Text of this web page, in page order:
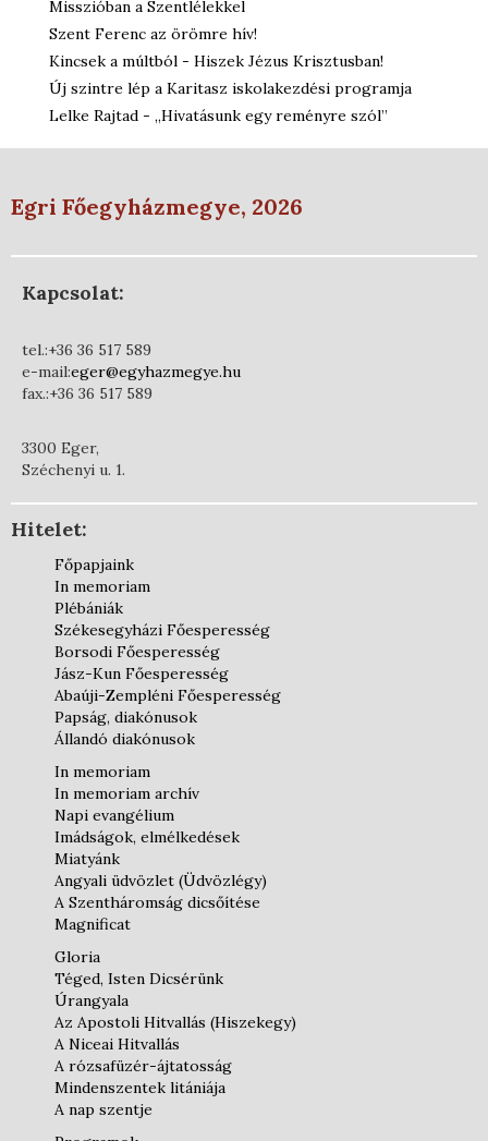
Misszióban a Szentlélekkel
Szent Ferenc az örömre hív!
Kincsek a múltból - Hiszek Jézus Krisztusban!
Új szintre lép a Karitasz iskolakezdési programja
Lelke Rajtad - „Hivatásunk egy reményre szól”
Egri Főegyházmegye, 2026
Kapcsolat:
tel.:+36 36 517 589
e-mail:eger@egyhazmegye.hu
fax.:+36 36 517 589
3300 Eger,
Széchenyi u. 1.
Hitelet:
Főpapjaink
In memoriam
Plébániák
Székesegyházi Főesperesség
Borsodi Főesperesség
Jász-Kun Főesperesség
Abaúji-Zempléni Főesperesség
Papság, diakónusok
Állandó diakónusok
In memoriam
In memoriam archív
Napi evangélium
Imádságok, elmélkedések
Miatyánk
Angyali üdvözlet (Üdvözlégy)
A Szentháromság dicsőítése
Magnificat
Gloria
Téged, Isten Dicsérünk
Úrangyala
Az Apostoli Hitvallás (Hiszekegy)
A Niceai Hitvallás
A rózsafüzér-ájtatosság
Mindenszentek litániája
A nap szentje